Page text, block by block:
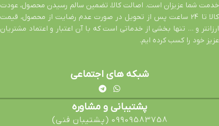
خدمت شما عزیزان است. اصالت کالا، تضمین سالم رسیدن محصول، عودت
کالا تا 24 ساعت پس از تحویل در صورت عدم رضایت از محصول، قیمت
ارزانتر و … تنها بخشی از خدماتی است که با آن اعتبار و اعتماد مشتریان
عزیز خود را کسب کرده ایم.
شبکه های اجتماعی
پشتیبانی و مشاوره
09909583758 (پشتیبان فنی)